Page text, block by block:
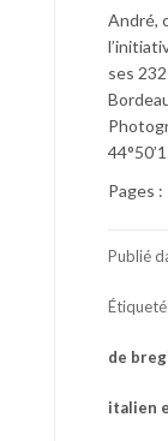
André,
ses
Pages :
Publié
de
italien